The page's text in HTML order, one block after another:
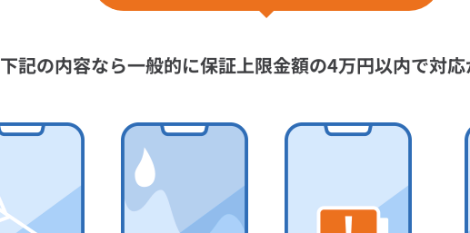
下記の内容なら一般的に保証上限金額の4万円以内で対